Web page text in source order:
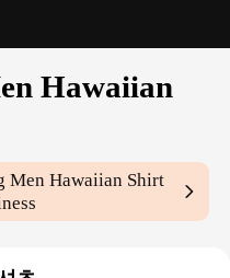
Hawaiian
Men Hawaiian Shirt